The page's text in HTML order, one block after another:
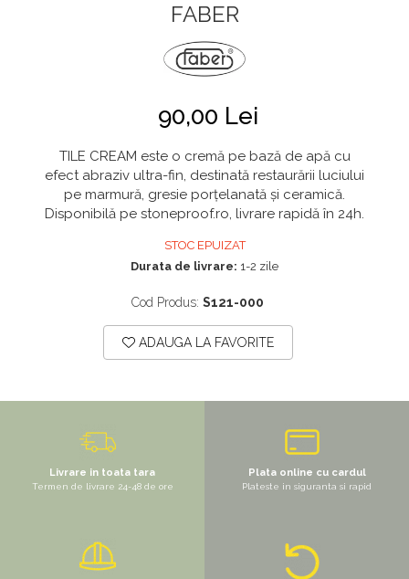
FABER
90,00 Lei
TILE CREAM este o cremă pe bază de apă cu
efect abraziv ultra-fin, destinată restaurării luciului
pe marmură, gresie porțelanată și ceramică.
Disponibilă pe stoneproof.ro, livrare rapidă în 24h.
STOC EPUIZAT
Durata de livrare: 1-2 zile
Cod Produs: S121-000
ADAUGA LA FAVORITE
Livrare in toata tara
Termen de livrare 24-48 de ore
Plata online cu cardul
Plateste in siguranta si rapid